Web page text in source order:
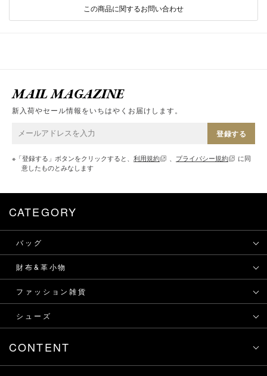
この商品に関するお問い合わせ
MAIL MAGAZINE
新入荷やセール情報をいちはやくお届けします。
登録する
※「登録する」ボタンをクリックすると、 利用規約 プライバシー規約
に同
意したものとみなします
CATEGORY
バッグ
財布&革小物
ファッション雑貨
シューズ
CONTENT